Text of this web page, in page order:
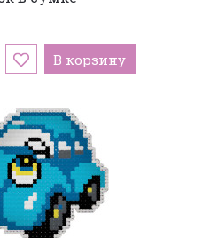
В корзину